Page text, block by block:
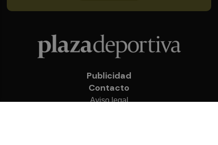
Publicidad
Contacto
Aviso legal